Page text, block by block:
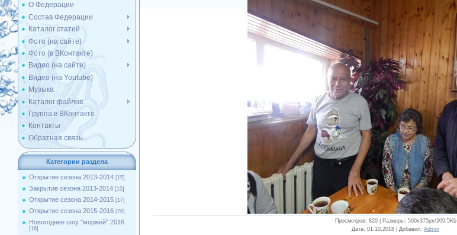
О Федерации
Состав Федерации
Каталог статей
Фото (на сайте)
Фото (в ВКонтакте)
Видео (на сайте)
Видео (на Youtube)
Музыка
Каталог файлов
Группа в ВКонтакте
Контакты
Обратная связь
Категории раздела
Открытие сезона 2013-2014 [15]
Закрытие сезона 2013-2014 [15]
Открытие сезона 2014-2015 [17]
Открытие сезона 2015-2016 [70]
Новогоднее шоу "моржей" 2016
[16]
Просмотров: 820 | Размеры: 500x375px/209.5Kb
Дата: 01.10.2018 | Добавил: Admin